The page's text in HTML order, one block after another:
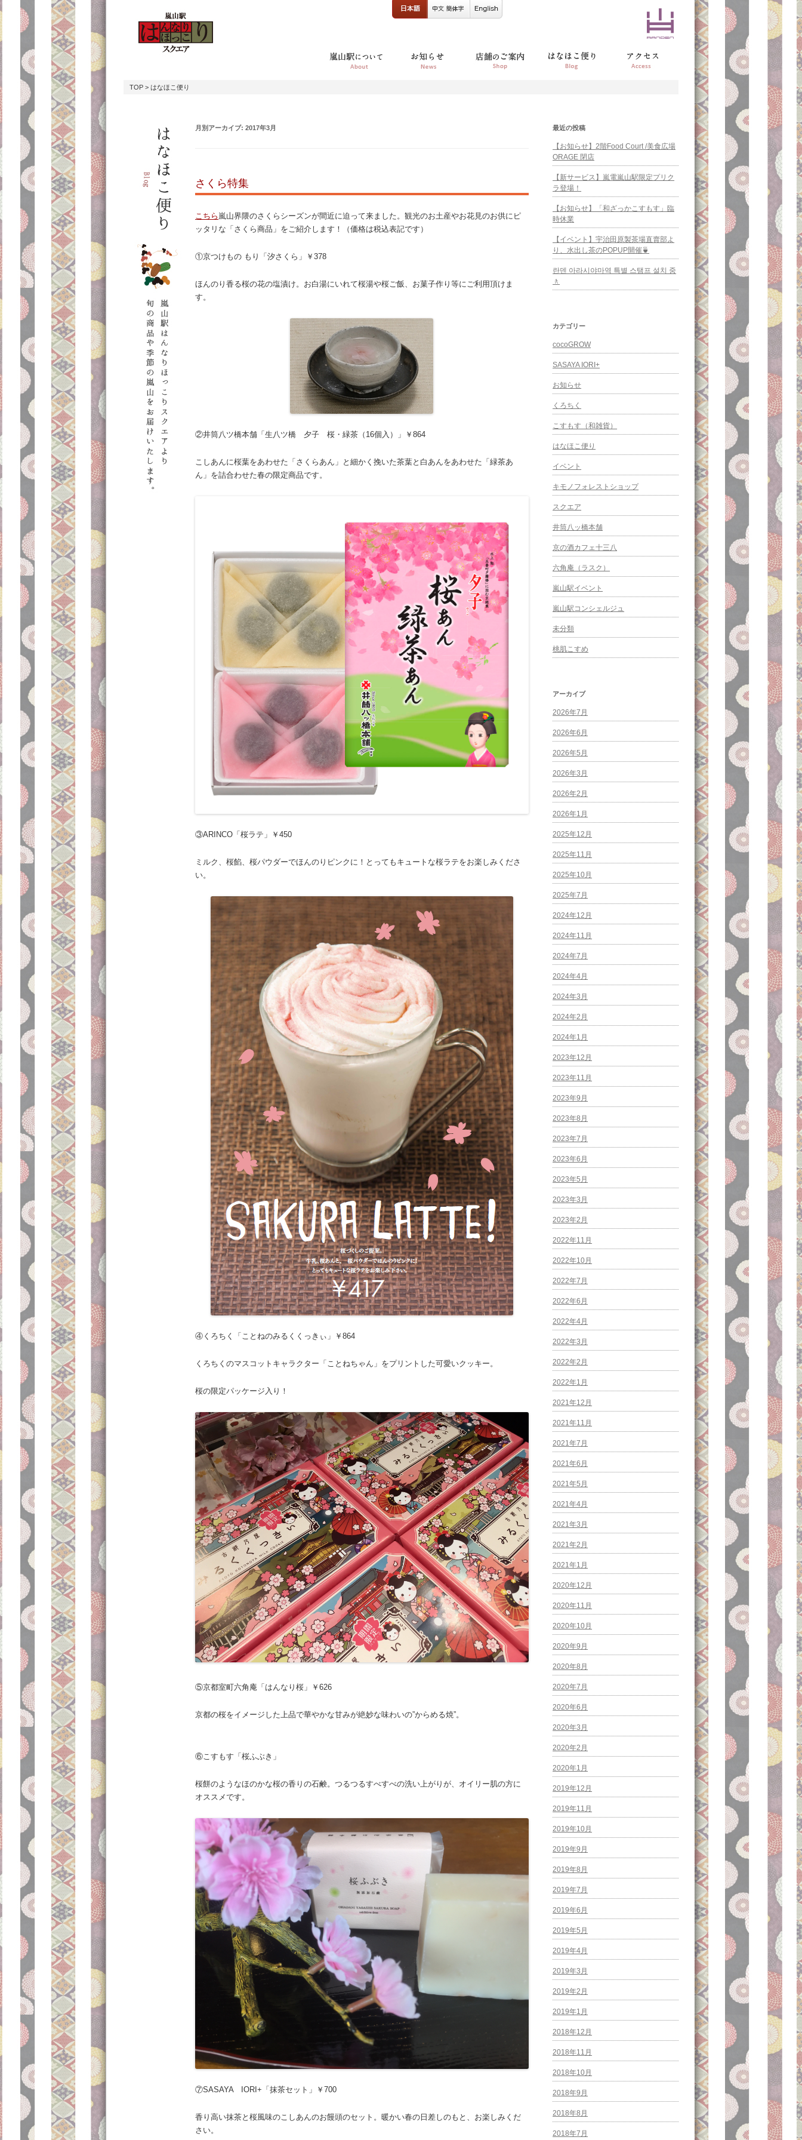
TOP > はなほこ便り
月別アーカイブ: 2017年3月
さくら特集
こちら 嵐山界隈のさくらシーズンが間近に迫って来ました。観光のお土産やお花見のお供にピ
ッタリな「さくら商品」をご紹介します！（価格は税込表記です）
①京つけもの もり「汐さくら」￥378
ほんのり香る桜の花の塩漬け。お白湯にいれて桜湯や桜ご飯、お菓子作り等にご利用頂けま
す。
②井筒八ツ橋本舗「生八ツ橋 夕子 桜・緑茶（16個入）」￥864
こしあんに桜葉をあわせた「さくらあん」と細かく挽いた茶葉と白あんをあわせた「緑茶あ
ん」を詰合わせた春の限定商品です。
③ARINCO「桜ラテ」￥450
ミルク、桜餡、桜パウダーでほんのりピンクに！とってもキュートな桜ラテをお楽しみくださ
い。
④くろちく「ことねのみるくくっきぃ」￥864
くろちくのマスコットキャラクター「ことねちゃん」をプリントした可愛いクッキー。
桜の限定パッケージ入り！
⑤京都室町六角庵「はんなり桜」￥626
京都の桜をイメージした上品で華やかな甘みが絶妙な味わいの”からめる焼”。
⑥こすもす「桜ふぶき」
桜餅のようなほのかな桜の香りの石鹸。つるつるすべすべの洗い上がりが、オイリー肌の方に
オススメです。
⑦SASAYA IORI+「抹茶セット」￥700
香り高い抹茶と桜風味のこしあんのお饅頭のセット。暖かい春の日差しのもと、お楽しみくだ
さい。
最近の投稿
【お知らせ】2階Food Court /美食広場
ORAGE 閉店
【新サービス】嵐電嵐山駅限定プリク
ラ登場！
【お知らせ】「和ざっかこすもす」臨
時休業
【イベント】宇治田原製茶場直賣部よ
り、水出し茶のPOPUP開催🍵
란덴 아라시야마역 특별 스탬프 설치 중
🚶
カテゴリー
cocoGROW
SASAYA IORI+
お知らせ
くろちく
こすもす（和雑貨）
はなほこ便り
イベント
キモノフォレストショップ
スクエア
井筒八ッ橋本舗
京の酒カフェ十三八
六角庵（ラスク）
嵐山駅イベント
嵐山駅コンシェルジュ
未分類
桃肌こすめ
アーカイブ
2026年7月
2026年6月
2026年5月
2026年3月
2026年2月
2026年1月
2025年12月
2025年11月
2025年10月
2025年7月
2024年12月
2024年11月
2024年7月
2024年4月
2024年3月
2024年2月
2024年1月
2023年12月
2023年11月
2023年9月
2023年8月
2023年7月
2023年6月
2023年5月
2023年3月
2023年2月
2022年11月
2022年10月
2022年7月
2022年6月
2022年4月
2022年3月
2022年2月
2022年1月
2021年12月
2021年11月
2021年7月
2021年6月
2021年5月
2021年4月
2021年3月
2021年2月
2021年1月
2020年12月
2020年11月
2020年10月
2020年9月
2020年8月
2020年7月
2020年6月
2020年3月
2020年2月
2020年1月
2019年12月
2019年11月
2019年10月
2019年9月
2019年8月
2019年7月
2019年6月
2019年5月
2019年4月
2019年3月
2019年2月
2019年1月
2018年12月
2018年11月
2018年10月
2018年9月
2018年8月
2018年7月